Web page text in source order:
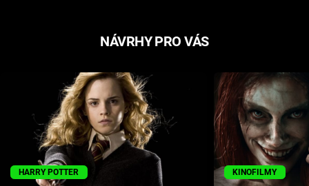
NÁVRHY PRO VÁS
HARRY POTTER KINOFILMY